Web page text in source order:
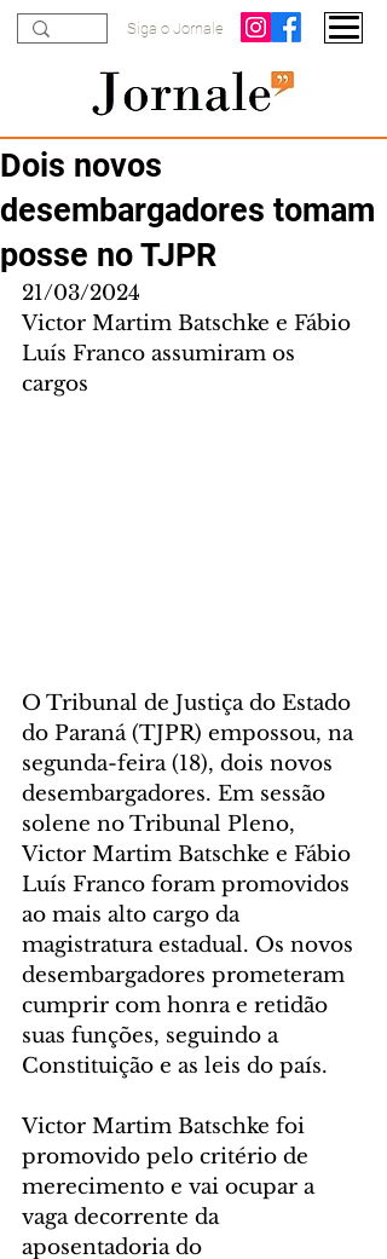
Siga o Jornale
Dois novos
desembargadores tomam
posse no TJPR
21/03/2024
Victor Martim Batschke e Fábio
Luís Franco assumiram os
cargos
O Tribunal de Justiça do Estado
do Paraná (TJPR) empossou, na
segunda-feira (18), dois novos
desembargadores. Em sessão
solene no Tribunal Pleno,
Victor Martim Batschke e Fábio
Luís Franco foram promovidos
ao mais alto cargo da
magistratura estadual. Os novos
desembargadores prometeram
cumprir com honra e retidão
suas funções, seguindo a
Constituição e as leis do país.
Victor Martim Batschke foi
promovido pelo critério de
merecimento e vai ocupar a
vaga decorrente da
aposentadoria do